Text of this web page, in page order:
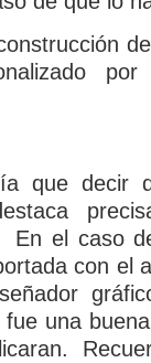
que decir
En el caso
con el
una
.